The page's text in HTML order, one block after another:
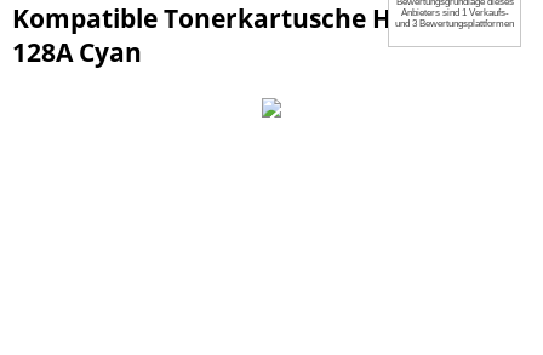
Kompatible Tonerkartusche HP CE321A -
128A Cyan